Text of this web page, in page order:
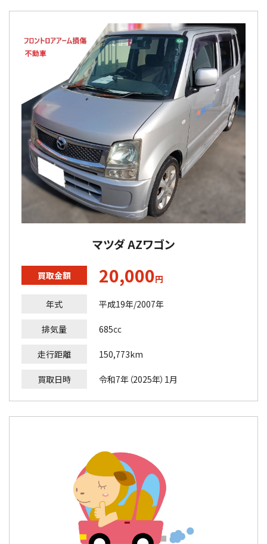
マツダ AZワゴン
買取金額 20,000円
年式 平成19年/2007年
排気量 685㏄
走行距離 150,773km
買取日時 令和7年（2025年）1月